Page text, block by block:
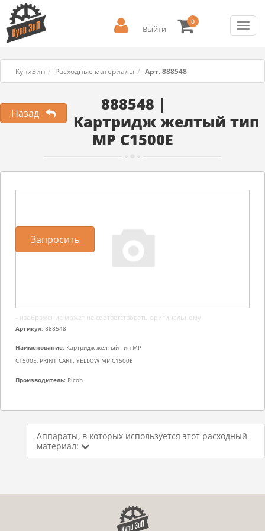
Выйти
0
КупиЗип Расходные материалы Арт. 888548
Назад
888548 |
Картридж желтый тип
MP C1500E
- изображение может не соответствовать оригинальному
Артикул: 888548
Наименование: Картридж желтый тип MP
C1500E, PRINT CART. YELLOW MP C1500E
Производитель: Ricoh
Запросить
Аппараты, в которых используется этот расходный
материал: